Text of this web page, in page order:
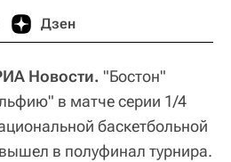
Дзен
Новости. "Бостон"
в матче серии 1/4
баскетбольной
в полуфинал турнира.